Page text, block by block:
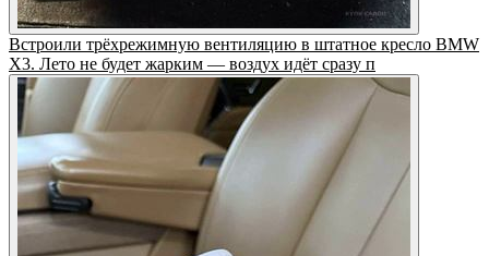
Встроили трёхрежимную вентиляцию в штатное кресло BMW
X3. Лето не будет жарким — воздух идёт сразу п